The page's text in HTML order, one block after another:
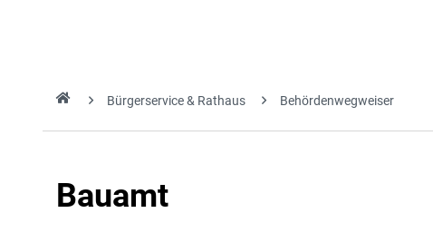
Bürgerservice & Rathaus Behördenwegweiser
Bauamt